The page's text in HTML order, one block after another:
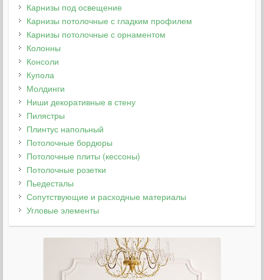
Карнизы под освещение
Карнизы потолочные с гладким профилем
Карнизы потолочные с орнаментом
Колонны
Консоли
Купола
Молдинги
Ниши декоративные в стену
Пилястры
Плинтус напольный
Потолочные бордюры
Потолочные плиты (кессоны)
Потолочные розетки
Пьедесталы
Сопутствующие и расходные материалы
Угловые элементы